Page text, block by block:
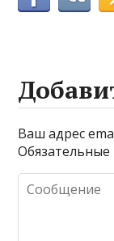
Ваш адрес